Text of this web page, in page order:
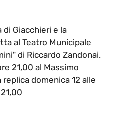
di Giacchieri e la
al Teatro Municipale
di Riccardo Zandonai.
21,00 al Massimo
domenica 12 alle